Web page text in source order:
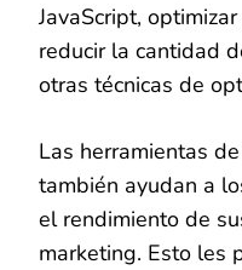
JavaScript,
reducir la cantidad
otras técnicas de
Las herramientas
también ayudan a
el rendimiento de
marketing. Esto les